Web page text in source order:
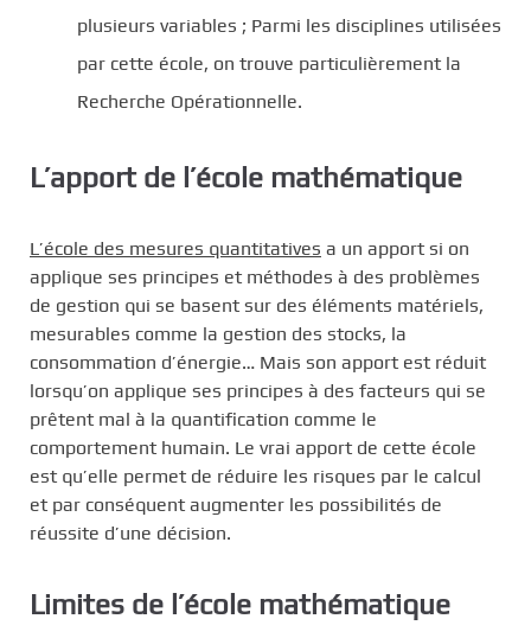
plusieurs variables ; Parmi les disciplines utilisées
par cette école, on trouve particulièrement la
Recherche Opérationnelle.
L’apport de l’école mathématique
L’école des mesures quantitatives a un apport si on
applique ses principes et méthodes à des problèmes
de gestion qui se basent sur des éléments matériels,
mesurables comme la gestion des stocks, la
consommation d’énergie… Mais son apport est réduit
lorsqu’on applique ses principes à des facteurs qui se
prêtent mal à la quantification comme le
comportement humain. Le vrai apport de cette école
est qu’elle permet de réduire les risques par le calcul
et par conséquent augmenter les possibilités de
réussite d’une décision.
Limites de l’école mathématique